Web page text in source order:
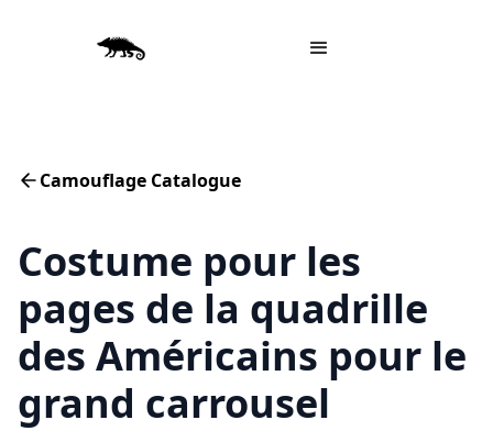
Camouflage Catalogue
Costume pour les
pages de la quadrille
des Américains pour le
grand carrousel